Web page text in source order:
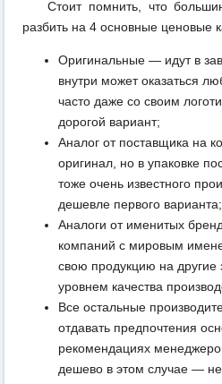
Стоит помнить, что
разбить на 4 основные ценовые
Оригинальные — идут в
внутри может оказаться
часто даже со своим
дорогой вариант;
Аналог от поставщика на
оригинал, но в упаковке
тоже очень известного
дешевле первого варианта;
Аналоги от именитых
компаний с мировым
свою продукцию на другие
уровнем качества
Все остальные
отдавать предпочтения
рекомендациях
дешево в этом случае — не